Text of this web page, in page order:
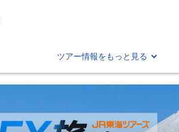
ツアー情報をもっと見る